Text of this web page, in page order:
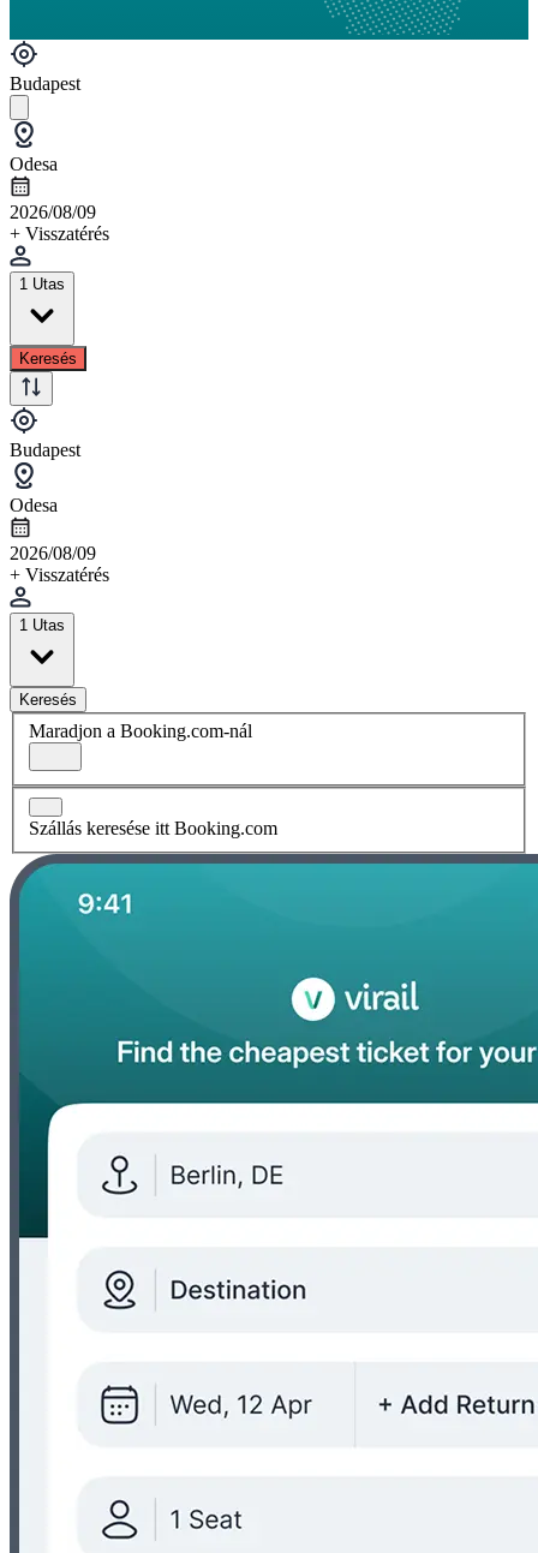
Budapest
Odesa
2026/08/09
+ Visszatérés
1 Utas
Keresés
Budapest
Odesa
2026/08/09
+ Visszatérés
1 Utas
Keresés
Maradjon a Booking.com-nál
Szállás keresése itt Booking.com